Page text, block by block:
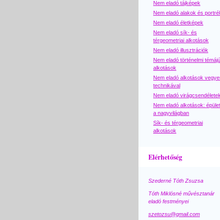
Nem eladó tájképek
Nem eladó alakok és
Nem eladó életképek
Nem eladó sík- és
térgeometriai alkotások
Nem eladó illusztrációk
Nem eladó történelmi témájú
alkotások
Nem eladó alkotások
technikával
Nem eladó virágcsendéletek
Nem eladó alkotások:
a nagyvilágban
Sík- és térgeometriai
alkotások
Elérhetőség
Szederné Tóth Zsuzsa
Tóth Miklósné művésztanár
eladó festményei
szetozsu@gmail.com